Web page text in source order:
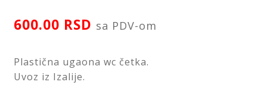
Kupatilska galanterija
LED ogledala
600.00 RSD sa PDV-om
Plastična ugaona wc četka.
Uvoz iz Izalije.